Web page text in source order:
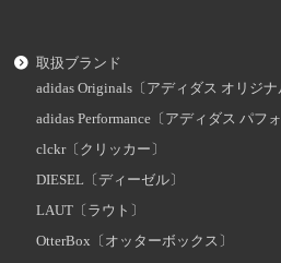
取扱ブランド
adidas Originals〔アディダス オリジナ
adidas Performance〔アディダス パフ
clckr〔クリッカー〕
DIESEL〔ディーゼル〕
LAUT〔ラウト〕
OtterBox〔オッターボックス〕